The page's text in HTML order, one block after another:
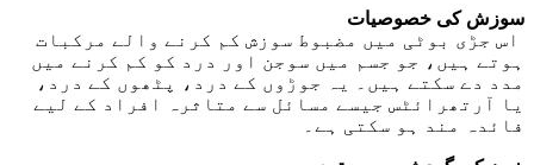
سوزش کی خصوصیات
اس جڑی بوٹی میں مضبوط سوزش کم کرنے والے مرکبات
ہوتے ہیں، جو جسم میں سوجن اور درد کو کم کرنے میں
مدد دے سکتے ہیں۔ یہ جوڑوں کے درد، پٹھوں کے درد،
یا آرتھرائٹس جیسے مسائل سے متاثرہ افراد کے لیے
فائدہ مند ہو سکتی ہے۔